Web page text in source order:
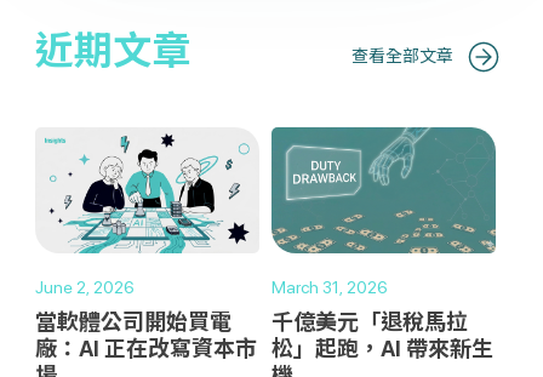
近期文章 查看全部文章
June 2, 2026
當軟體公司開始買電
廠：AI 正在改寫資本市
March 31, 2026
千億美元「退稅馬拉
松」起跑，AI 帶來新生